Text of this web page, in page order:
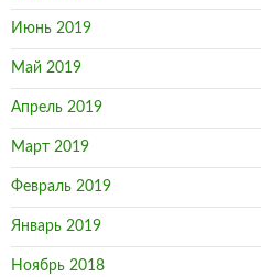
Июнь 2019
Май 2019
Апрель 2019
Март 2019
Февраль 2019
Январь 2019
Ноябрь 2018